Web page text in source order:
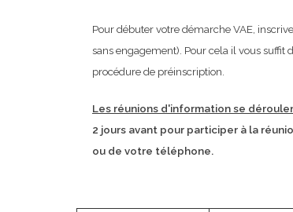
Pour débuter votre démarche VAE,
sans engagement). Pour cela il vous suffit
procédure de préinscription.
Les réunions d'information se
2 jours avant pour participer à la
ou de votre téléphone.